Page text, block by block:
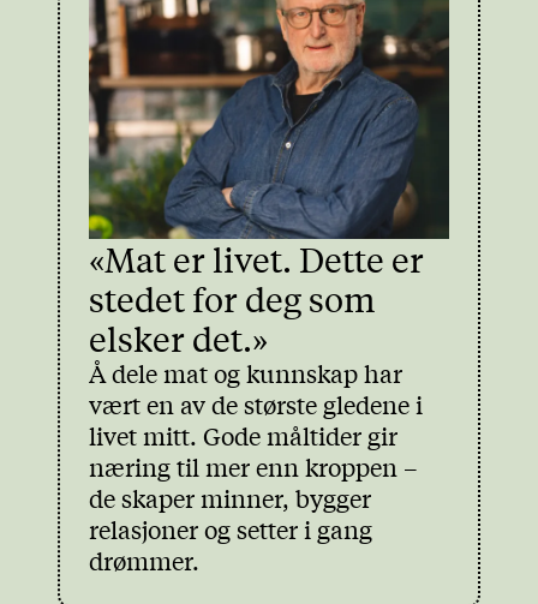
«Mat er livet. Dette er
stedet for deg som
elsker det.»
Å dele mat og kunnskap har
vært en av de største gledene i
livet mitt. Gode måltider gir
næring til mer enn kroppen –
de skaper minner, bygger
relasjoner og setter i gang
drømmer.